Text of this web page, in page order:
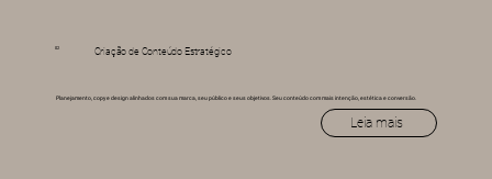
02 Criação de Conteúdo Estratégico
Planejamento, copy e design alinhados com sua marca, seu público e seus objetivos. Seu conteúdo com mais intenção, estética e conversão.
Leia mais